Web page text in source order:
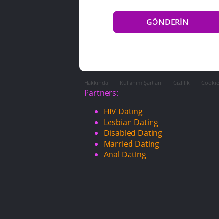
Hakkında Kullanım Şartları Gizlilik
Partners:
HIV Dating
Lesbian Dating
Disabled Dating
Married Dating
Anal Dating